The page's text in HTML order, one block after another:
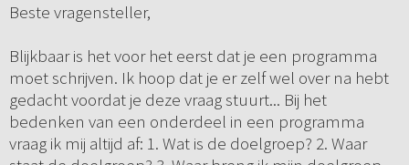
Beste vragensteller,
Blijkbaar is het voor het eerst dat je een programma
moet schrijven. Ik hoop dat je er zelf wel over na hebt
gedacht voordat je deze vraag stuurt... Bij het
bedenken van een onderdeel in een programma
vraag ik mij altijd af: 1. Wat is de doelgroep? 2. Waar